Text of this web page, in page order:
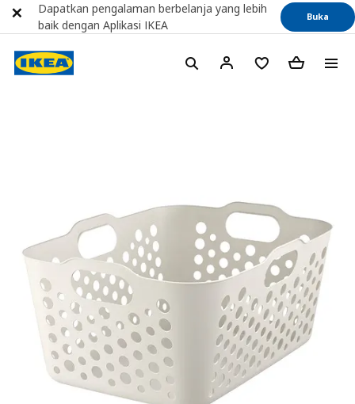
Dapatkan pengalaman berbelanja yang lebih
baik dengan Aplikasi IKEA
Buka